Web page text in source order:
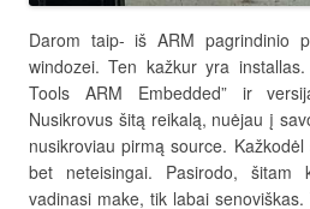
Darom taip- iš ARM pagrindinio
windozei. Ten kažkur yra
Tools ARM Embedded” ir
Nusikrovus šitą reikalą, nuėjau į
nusikroviau pirmą source. Kažkodėl
bet neteisingai. Pasirodo, šitam
vadinasi make, tik labai